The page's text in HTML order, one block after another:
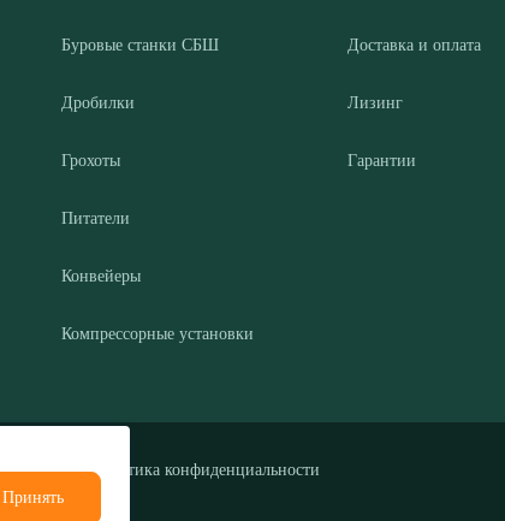
Буровые станки СБШ
Дробилки
Грохоты
Питатели
Конвейеры
Компрессорные установки
Доставка и оплата
Лизинг
Гарантии
Политика конфиденциальности
Принять